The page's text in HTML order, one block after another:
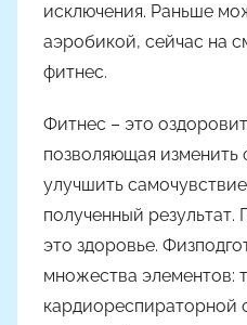
исключения. Раньше
аэробикой, сейчас на
фитнес.
Фитнес – это
позволяющая изменить
улучшить
полученный результат.
это здоровье.
множества элементов:
кардиореспираторной